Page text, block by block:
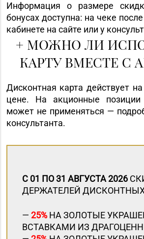
Информация о размере
бонусах доступна: на чеке
кабинете на сайте или у
+ МОЖНО ЛИ
КАРТУ ВМЕСТЕ С
Дисконтная карта действует
цене. На акционные
может не применяться —
консультанта.
С 01 ПО 31 АВГУСТА 2026
ДЕРЖАТЕЛЕЙ
— 25%НА ЗОЛОТЫЕ
ВСТАВКАМИ ИЗ